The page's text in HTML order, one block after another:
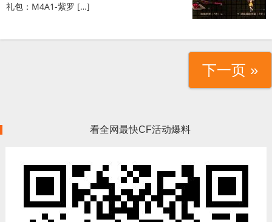
礼包：M4A1-紫罗 […]
下一页 »
看全网最快CF活动爆料